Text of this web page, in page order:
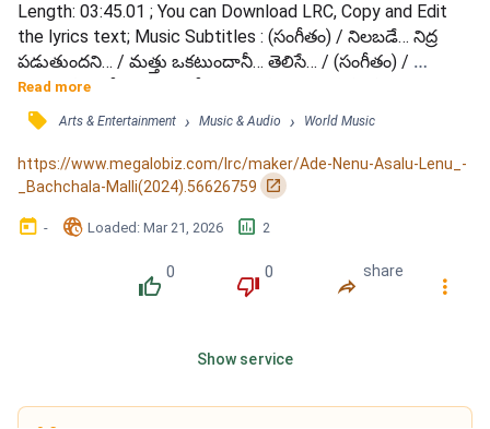
Length: 03:45.01 ; You can Download LRC, Copy and Edit
the lyrics text; Music Subtitles : (సంగీతం) / నిలబడే… నిద్ర
పడుతుందని… / మత్తు ఒకటుందానీ… తెలిసే… / (సంగీతం) /
తెలియదే… అన్నీ వ్యసనాలనీ… / మించే వ్యసనం పేరే… ప్రేమని… / తాన
నీడ నన్నే… తాకుతుంటే… / మనసు మరిగిన మురికి వదిలేన… / అదే
నేను… అసలు లేను… / తిరిగి జరిగిన జననమా… / ఎలా నిన్ను…
విడిచిపోను… / వెలుగు వెనకన నడవనా… / గడ్డి పువ్వం...
Read more
󰓹 Arts & Entertainment › Music & Audio › World Music
https://www.megalobiz.com/lrc/maker/Ade-Nenu-Asalu-Lenu_-
_Bachchala-Malli(2024).56626759
󰏌
󰃶 - 󱉊 Loaded: Mar 21, 2026 󱕎 2
󰔔
0
󰔒
0
󰤲
share
󰇙
Show service